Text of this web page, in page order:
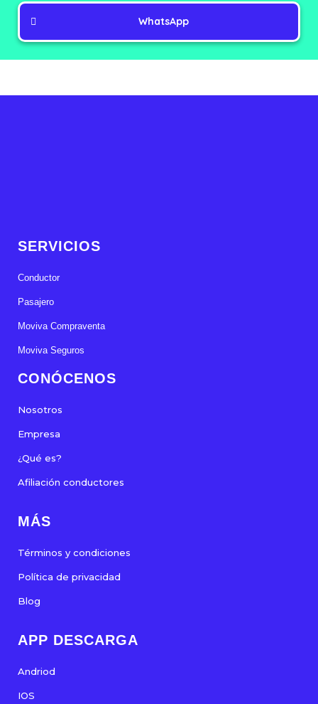
WhatsApp
SERVICIOS
Conductor
Pasajero
Moviva Compraventa
Moviva Seguros
CONÓCENOS
Nosotros
Empresa
¿Qué es?
Afiliación conductores
MÁS
Términos y condiciones
Política de privacidad
Blog
APP DESCARGA
Andriod
IOS